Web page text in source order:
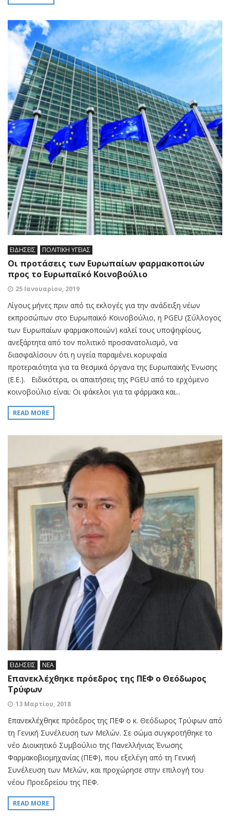
ΕΙΔΗΣΕΙΣ ΠΟΛΙΤΙΚΗ ΥΓΕΙΑΣ
Οι προτάσεις των Ευρωπαίων φαρμακοποιών
προς το Ευρωπαϊκό Κοινοβούλιο
25 Ιανουαρίου, 2019
Λίγους μήνες πριν από τις εκλογές για την ανάδειξη νέων
εκπροσώπων στο Ευρωπαϊκό Κοινοβούλιο, η PGEU (Σύλλογος
των Ευρωπαίων φαρμακοποιών) καλεί τους υποψηφίους,
ανεξάρτητα από τον πολιτικό προσανατολισμό, να
διασφαλίσουν ότι η υγεία παραμένει κορυφαία
προτεραιότητα για τα θεσμικά όργανα της Ευρωπαϊκής Ένωσης
(Ε.Ε.). Ειδικότερα, οι απαιτήσεις της PGEU από το ερχόμενο
κοινοβούλιο είναι: Οι φάκελοι για τα φάρμακα και...
READ MORE
ΕΙΔΗΣΕΙΣ ΝΕΑ
Επανεκλέχθηκε πρόεδρος της ΠΕΦ ο Θεόδωρος
Τρύφων
13 Μαρτίου, 2018
Επανεκλέχθηκε πρόεδρος της ΠΕΦ ο κ. Θεόδωρος Τρύφων από
τη Γενική Συνέλευση των Μελών. Σε σώμα συγκροτήθηκε το
νέο Διοικητικό Συμβούλιο της Πανελλήνιας Ένωσης
Φαρμακοβιομηχανίας (ΠΕΦ), που εξελέγη από τη Γενική
Συνέλευση των Μελών, και προχώρησε στην επιλογή του
νέου Προεδρείου της ΠΕΦ.
READ MORE